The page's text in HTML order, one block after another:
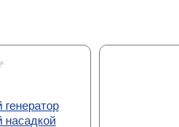
насадкой